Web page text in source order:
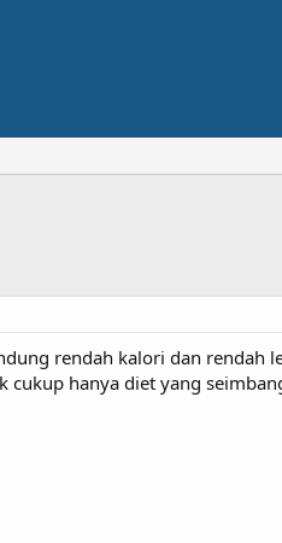
rendah kalori dan rendah
hanya diet yang